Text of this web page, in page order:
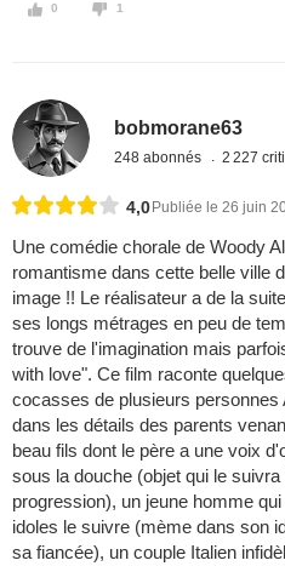
0 1
bobmorane63
248 abonnés 2 227
4,0 Publiée le 26 juin
Une comédie chorale de Woody
romantisme dans cette belle ville
image !! Le réalisateur a de la
ses longs métrages en peu de
trouve de l'imagination mais
with love". Ce film raconte
cocasses de plusieurs
dans les détails des parents
beau fils dont le père a une voix
sous la douche (objet qui le
progression), un jeune homme
idoles le suivre (mème dans son
sa fiancée), un couple Italien